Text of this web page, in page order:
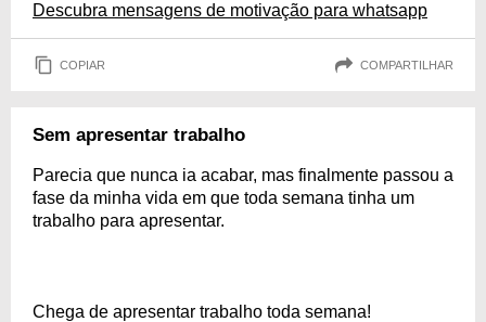
Descubra mensagens de motivação para whatsapp
COPIAR COMPARTILHAR
Sem apresentar trabalho
Parecia que nunca ia acabar, mas finalmente passou a
fase da minha vida em que toda semana tinha um
trabalho para apresentar.
Chega de apresentar trabalho toda semana!